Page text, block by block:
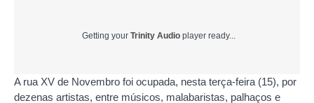
Getting your Trinity Audio player ready...
A rua XV de Novembro foi ocupada, nesta terça-feira (15), por
dezenas artistas, entre músicos, malabaristas, palhaços e